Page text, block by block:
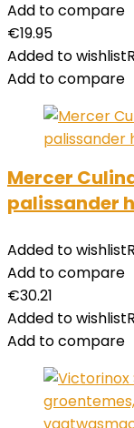
Add to compare
€19.95
Added to wishlist
Add to compare
Mercer
palissander
Added to wishlist
Add to compare
€30.21
Added to wishlist
Add to compare